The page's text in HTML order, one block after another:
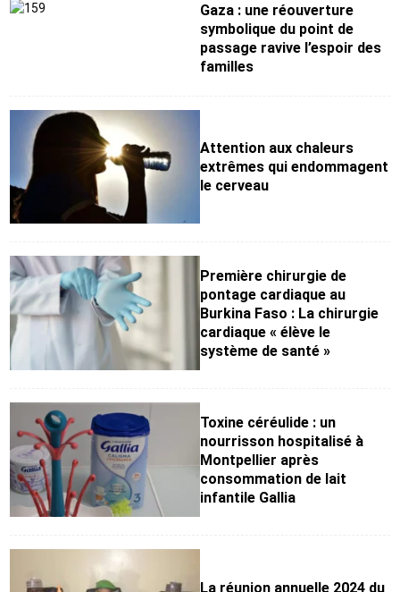
Gaza : une réouverture
symbolique du point de
passage ravive l’espoir des
familles
Attention aux chaleurs
extrêmes qui endommagent
le cerveau
Première chirurgie de
pontage cardiaque au
Burkina Faso : La chirurgie
cardiaque « élève le
système de santé »
Toxine céréulide : un
nourrisson hospitalisé à
Montpellier après
consommation de lait
infantile Gallia
La réunion annuelle 2024 du